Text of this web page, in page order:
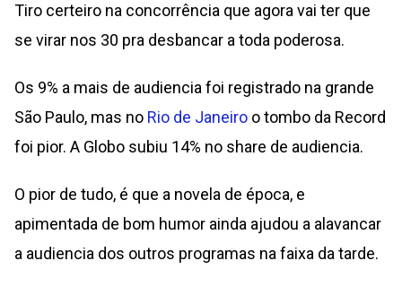
Tiro certeiro na concorrência que agora vai ter que
se virar nos 30 pra desbancar a toda poderosa.
Os 9% a mais de audiencia foi registrado na grande
São Paulo, mas no Rio de Janeiro o tombo da Record
foi pior. A Globo subiu 14% no share de audiencia.
O pior de tudo, é que a novela de época, e
apimentada de bom humor ainda ajudou a alavancar
a audiencia dos outros programas na faixa da tarde.